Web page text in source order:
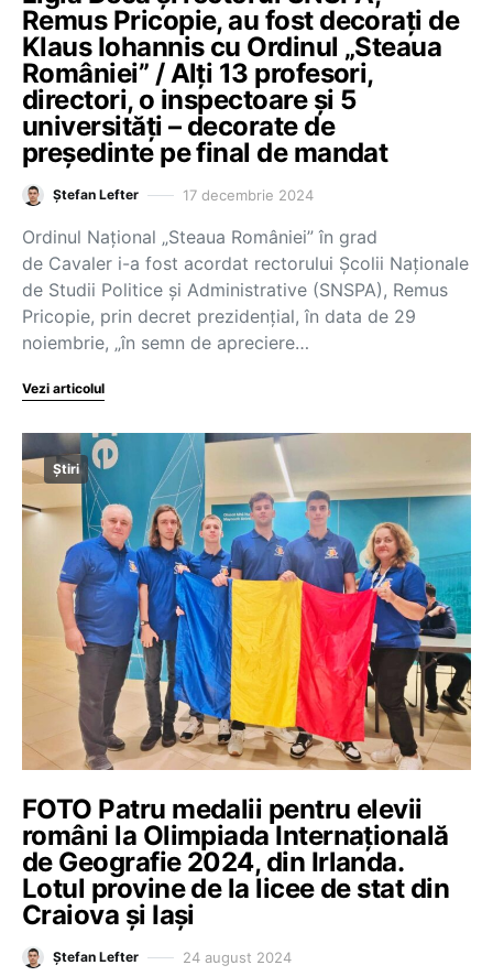
Remus Pricopie, au fost decorați de
Klaus Iohannis cu Ordinul „Steaua
României” / Alți 13 profesori,
directori, o inspectoare și 5
universități – decorate de
președinte pe final de mandat
Ștefan Lefter 17 decembrie 2024
Ordinul Național „Steaua României” în grad
de Cavaler i-a fost acordat rectorului Școlii Naționale
de Studii Politice și Administrative (SNSPA), Remus
Pricopie, prin decret prezidențial, în data de 29
noiembrie, „în semn de apreciere…
Vezi articolul
Știri
FOTO Patru medalii pentru elevii
români la Olimpiada Internațională
de Geografie 2024, din Irlanda.
Lotul provine de la licee de stat din
Craiova și Iași
Ștefan Lefter 24 august 2024